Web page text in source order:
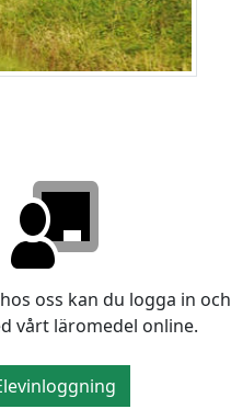
oss kan du logga in och
vårt läromedel online.